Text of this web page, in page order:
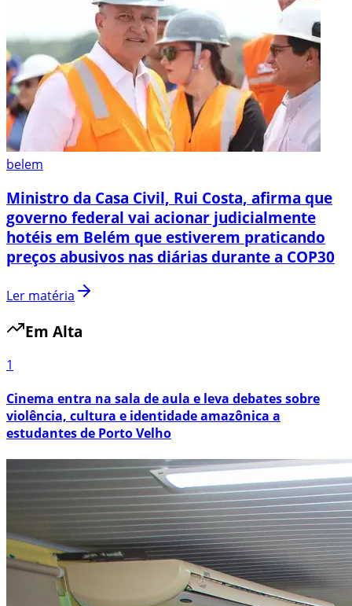
belem
Ministro da Casa Civil, Rui Costa, afirma que
governo federal vai acionar judicialmente
hotéis em Belém que estiverem praticando
preços abusivos nas diárias durante a COP30
Ler matéria
Em Alta
1
Cinema entra na sala de aula e leva debates sobre
violência, cultura e identidade amazônica a
estudantes de Porto Velho